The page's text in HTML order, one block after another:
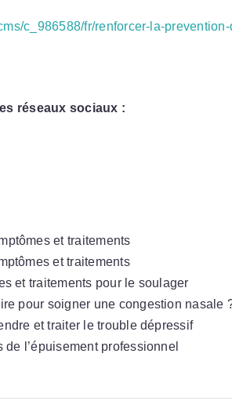
c_986588/fr/renforcer-la-
réseaux sociaux :
et traitements
et traitements
et traitements pour le soulager
pour soigner une congestion nasale
et traiter le trouble dépressif
de l’épuisement professionnel